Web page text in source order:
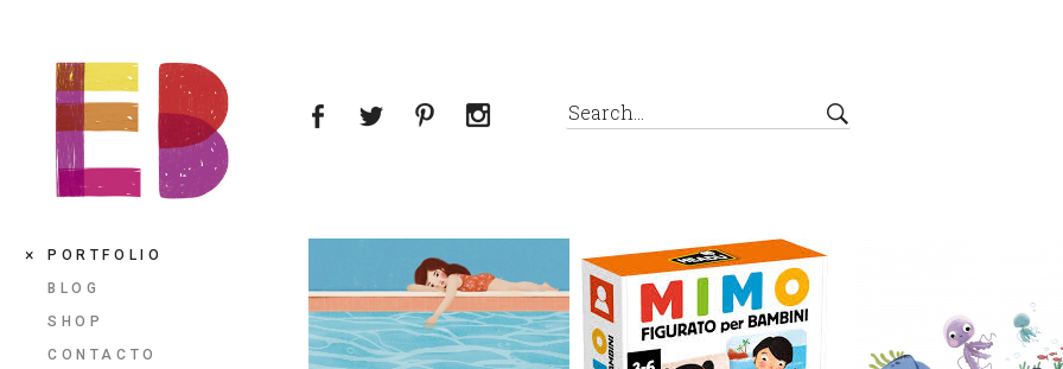
PORTFOLIO
BLOG
SHOP
CONTACTO